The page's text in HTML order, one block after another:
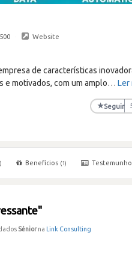
· Website
de características
motivados, com um amplo… Ler
★Seguir
Benefícios (1)
Séniorna Link Consulting